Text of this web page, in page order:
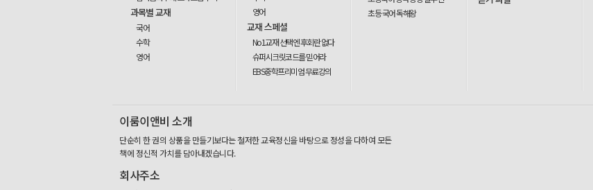
과목별 교재
국어
수학
영어
영어
교재 스페셜
No1교재 선택엔 후회란 없다
슈퍼시크릿코드를 믿어라
EBS중학프리미엄 무료강의
초등 국어 독해왕
이룸이앤비 소개
단순히 한 권의 상품을 만들기보다는 철저한 교육정신을 바탕으로 정성을 다하여 모든
책에 정신적 가치를 담아내겠습니다.
회사주소